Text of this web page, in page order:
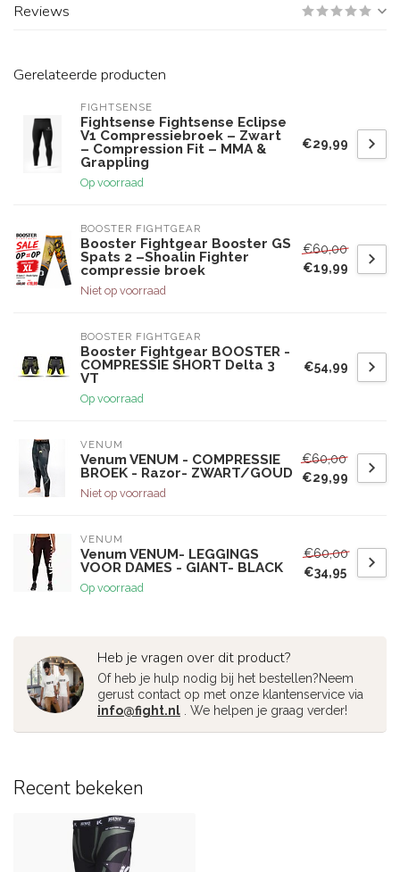
Reviews
Gerelateerde producten
FIGHTSENSE
Fightsense Fightsense Eclipse
V1 Compressiebroek – Zwart
– Compression Fit – MMA &
Grappling
Op voorraad
€29,99
BOOSTER FIGHTGEAR
Booster Fightgear Booster GS
Spats 2 –Shoalin Fighter
compressie broek
Niet op voorraad
€60,00
€19,99
BOOSTER FIGHTGEAR
Booster Fightgear BOOSTER -
COMPRESSIE SHORT Delta 3
VT
Op voorraad
€54,99
VENUM
Venum VENUM - COMPRESSIE
BROEK - Razor- ZWART/GOUD
Niet op voorraad
€60,00
€29,99
VENUM
Venum VENUM- LEGGINGS
VOOR DAMES - GIANT- BLACK
Op voorraad
€60,00
€34,95
Heb je vragen over dit product?
Of heb je hulp nodig bij het bestellen?Neem
gerust contact op met onze klantenservice via
info@fight.nl . We helpen je graag verder!
Recent bekeken